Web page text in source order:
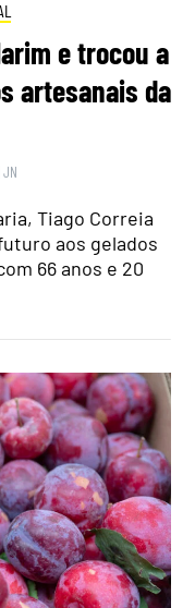
e trocou a
artesanais da
JN
Tiago Correia
aos gelados
66 anos e 20